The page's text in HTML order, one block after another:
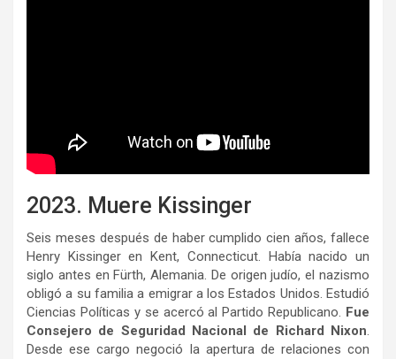
2023. Muere Kissinger
Seis meses después de haber cumplido cien años, fallece
Henry Kissinger en Kent, Connecticut. Había nacido un
siglo antes en Fürth, Alemania. De origen judío, el nazismo
obligó a su familia a emigrar a los Estados Unidos. Estudió
Ciencias Políticas y se acercó al Partido Republicano. Fue
Consejero de Seguridad Nacional de Richard Nixon.
Desde ese cargo negoció la apertura de relaciones con